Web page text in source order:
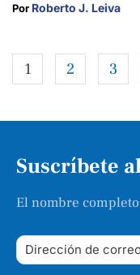
Por Roberto J. Leiva
1 2 3
Suscríbete
El nombre